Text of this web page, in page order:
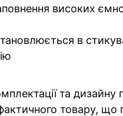
високих
в
та дизайну
товару, що